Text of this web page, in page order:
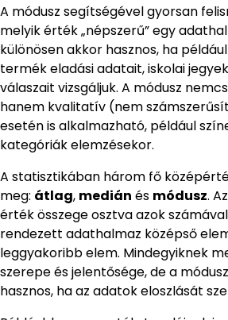
A módusz segítségével gyorsan
melyik érték „népszerű” egy
különösen akkor hasznos, ha
termék eladási adatait, iskolai
válaszait vizsgáljuk. A módusz
hanem kvalitatív (nem
esetén is alkalmazható, például
kategóriák elemzésekor.
A statisztikában három fő
meg: átlag, medián és módusz.
érték összege osztva azok
rendezett adathalmaz középső
leggyakoribb elem. Mindegyiknek
szerepe és jelentősége, de a
hasznos, ha az adatok eloszlását